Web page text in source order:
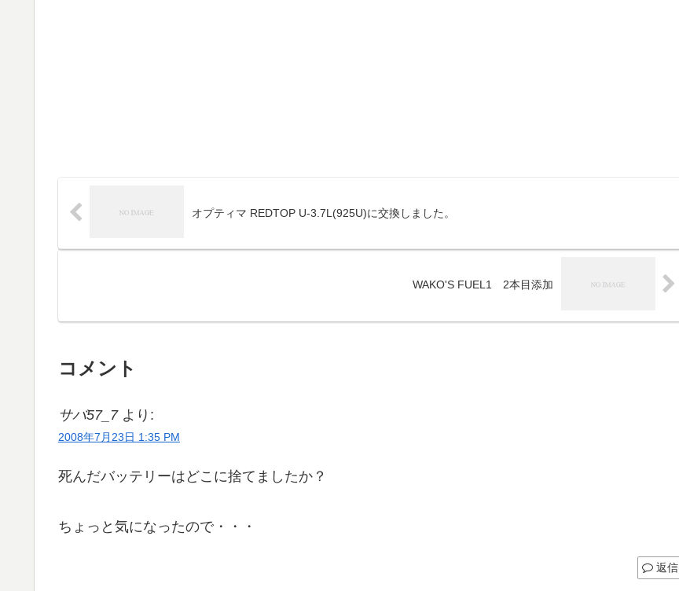
オプティマ REDTOP U-3.7L(925U)に交換しました。
WAKO'S FUEL1 2本目添加
コメント
サバ57_7 より:
2008年7月23日 1:35 PM
死んだバッテリーはどこに捨てましたか？
ちょっと気になったので・・・
返信